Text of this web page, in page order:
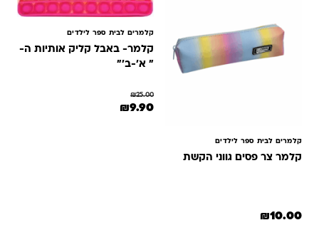
קלמרים לבית ספר לילדים
קלמר צר פסים גווני הקשת
₪10.00
קלמרים לבית ספר לילדים
קלמר- באבל קליק אותיות ה-
" א'-ב'"
₪25.00
המחיר המקורי היה: ₪25.00.
₪9.90 המחיר הנוכחי הוא: ₪9.90.